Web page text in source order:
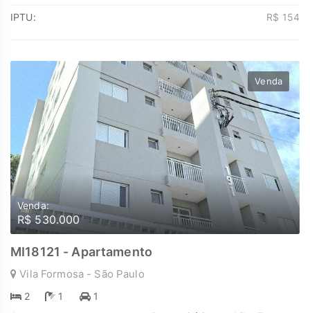
IPTU: R$ 154
Venda
Venda:
R$ 530.000
MI18121 - Apartamento
Vila Formosa - São Paulo
2 1
1